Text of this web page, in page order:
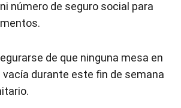
número de seguro social para
de que ninguna mesa en
vacía durante este fin de semana